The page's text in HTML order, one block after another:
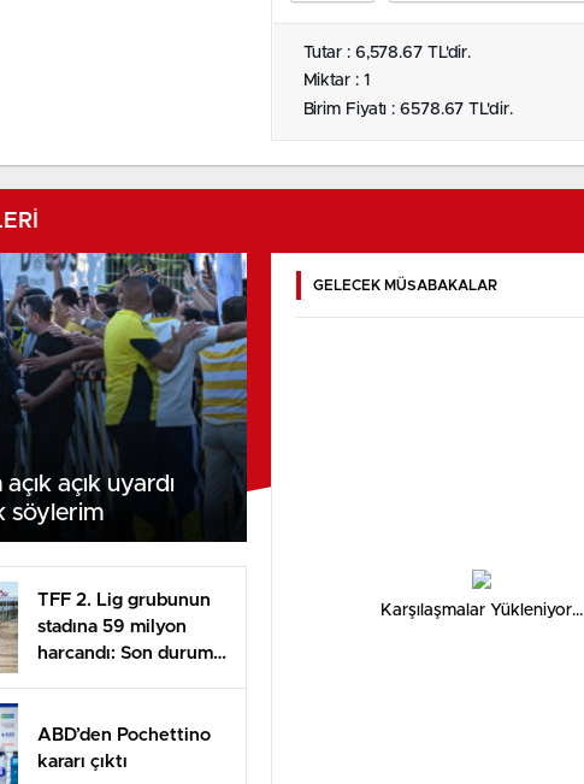
Tutar : 6,578.67 TL'dir.
Miktar : 1
Birim Fiyatı : 6578.67 TL'dir.
açık açık uyardı
söylerim
TFF 2. Lig grubunun
stadına 59 milyon
harcandı: Son durum
ABD’den Pochettino
kararı çıktı
GELECEK MÜSABAKALAR
Karşılaşmalar Yükleniyor...